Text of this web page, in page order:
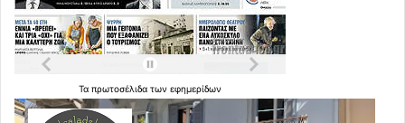
Τα πρωτοσέλιδα των εφημερίδων